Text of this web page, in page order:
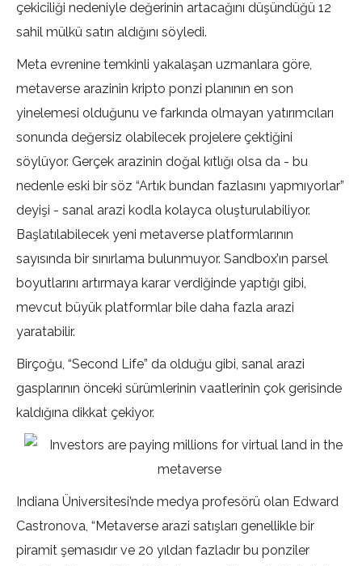
çekiciliği nedeniyle değerinin artacağını düşündüğü 12
sahil mülkü satın aldığını söyledi.
Meta evrenine temkinli yakalaşan uzmanlara göre,
metaverse arazinin kripto ponzi planının en son
yinelemesi olduğunu ve farkında olmayan yatırımcıları
sonunda değersiz olabilecek projelere çektiğini
söylüyor. Gerçek arazinin doğal kıtlığı olsa da - bu
nedenle eski bir söz “Artık bundan fazlasını yapmıyorlar”
deyişi - sanal arazi kodla kolayca oluşturulabiliyor.
Başlatılabilecek yeni metaverse platformlarının
sayısında bir sınırlama bulunmuyor. Sandbox’ın parsel
boyutlarını artırmaya karar verdiğinde yaptığı gibi,
mevcut büyük platformlar bile daha fazla arazi
yaratabilir.
Birçoğu, “Second Life” da olduğu gibi, sanal arazi
gasplarının önceki sürümlerinin vaatlerinin çok gerisinde
kaldığına dikkat çekiyor.
Indiana Üniversitesi’nde medya profesörü olan Edward
Castronova, “Metaverse arazi satışları genellikle bir
piramit şemasıdır ve 20 yıldan fazladır bu ponziler